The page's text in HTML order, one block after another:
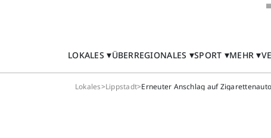
LOKALES ÜBERREGIONALES SPORT MEHR
Lokales>Lippstadt>Erneuter Anschlag auf